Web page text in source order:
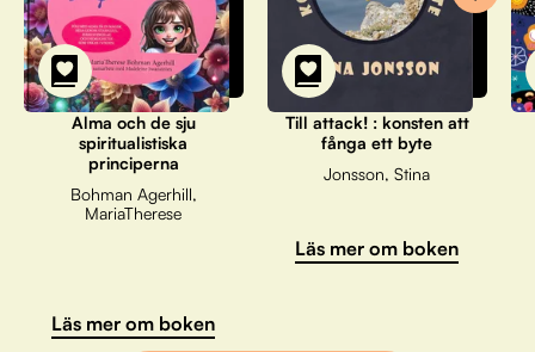
Alma och de sju
spiritualistiska
principerna
Bohman Agerhill,
MariaTherese
Läs mer om boken
Till attack! : konsten att
fånga ett byte
Jonsson, Stina
Läs mer om boken